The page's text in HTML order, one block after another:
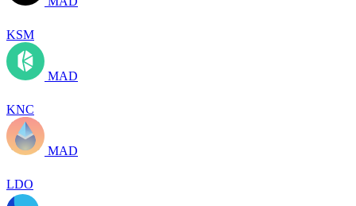
KSM
MAD
KNC
MAD
LDO